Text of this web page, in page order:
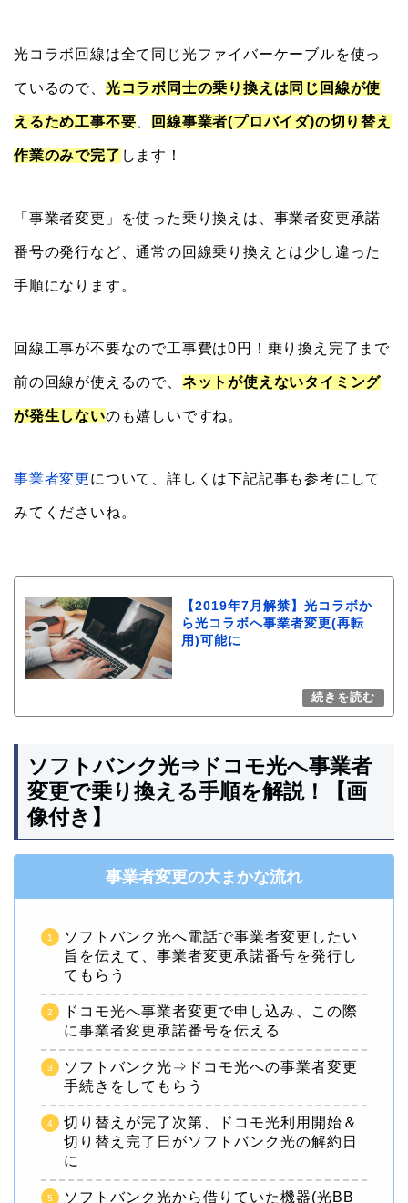
光コラボ回線は全て同じ光ファイバーケーブルを使っ
ているので、 光コラボ同士の乗り換えは同じ回線が使
えるため工事不要 回線事業者(プロバイダ)の切り替え
作業のみで完了 します！
「事業者変更」を使った乗り換えは、事業者変更承諾
番号の発行など、通常の回線乗り換えとは少し違った
手順になります。
回線工事が不要なので工事費は0円！乗り換え完了まで
前の回線が使えるので、 ネットが使えないタイミング
が発生しないのも嬉しいですね。
事業者変更について、詳しくは下記記事も参考にして
みてくださいね。
【2019年7月解禁】光コラボか
ら光コラボへ事業者変更(再転
用)可能に
ソフトバンク光⇒ドコモ光へ事業者
変更で乗り換える手順を解説！【画
像付き】
事業者変更の大まかな流れ
ソフトバンク光へ電話で事業者変更したい
旨を伝えて、事業者変更承諾番号を発行し
てもらう
ドコモ光へ事業者変更で申し込み、この際
に事業者変更承諾番号を伝える
ソフトバンク光⇒ドコモ光への事業者変更
手続きをしてもらう
切り替えが完了次第、ドコモ光利用開始＆
切り替え完了日がソフトバンク光の解約日
に
ソフトバンク光から借りていた機器(光BB